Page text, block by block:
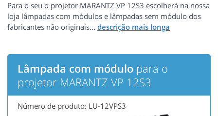
Para o seu o projetor MARANTZ VP 12S3 escolherá na nossa
loja lâmpadas com módulos e lâmpadas sem módulo dos
fabricantes não originais...
Lâmpada com módulo para o
projetor MARANTZ VP 12S3
Número de produto: LU-12VPS3